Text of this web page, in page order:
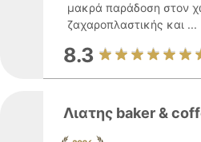
μακρά παράδοση στον
ζαχαροπλαστικής και ...
8.3
Λιατης baker &